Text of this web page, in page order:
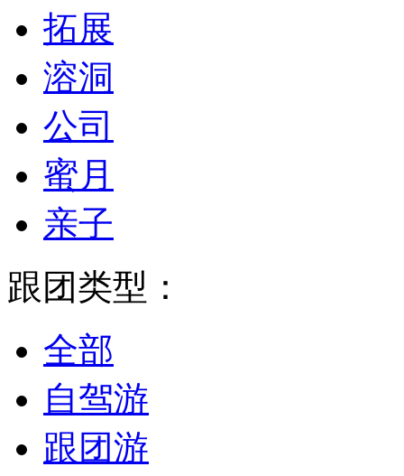
拓展
溶洞
公司
蜜月
亲子
跟团类型：
全部
自驾游
跟团游